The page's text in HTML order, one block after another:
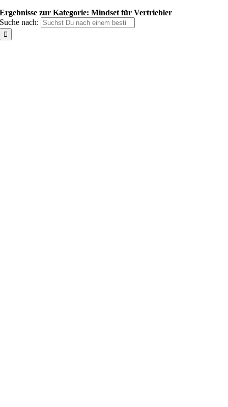
Ergebnisse zur Kategorie: Mindset für Vertriebler
Suche nach: